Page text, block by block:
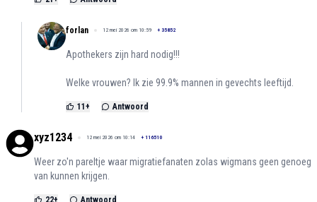
forlan 12 mei 2026 om 10:59 + 35852
Apothekers zijn hard nodig!!!
Welke vrouwen? Ik zie 99.9% mannen in gevechts leeftijd.
11 + Antwoord
xyz1234 12 mei 2026 om 10:14 + 116510
Weer zo'n pareltje waar migratiefanaten zolas wigmans geen genoeg
van kunnen krijgen.